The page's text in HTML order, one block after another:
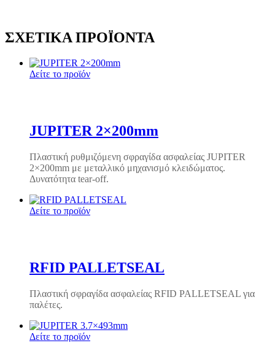
ΣΧΕΤΙΚΆ ΠΡΟΪΌΝΤΑ
Δείτε το προϊόν
JUPITER 2×200mm
Πλαστική ρυθμιζόμενη σφραγίδα ασφαλείας JUPITER
2×200mm με μεταλλικό μηχανισμό κλειδώματος.
Δυνατότητα tear-off.
Δείτε το προϊόν
RFID PALLETSEAL
Πλαστική σφραγίδα ασφαλείας RFID PALLETSEAL για
παλέτες.
Δείτε το προϊόν